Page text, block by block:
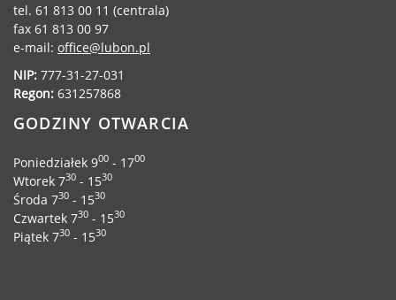
KONTAKT
Dane adresowe, wydziały i sprawy
tel. 61 813 00 11 (centrala)
fax 61 813 00 97
e-mail: office@lubon.pl
NIP: 777-31-27-031
Regon: 631257868
GODZINY OTWARCIA
Poniedziałek 900 - 1700
Wtorek 730 - 1530
Środa 730 - 1530
Czwartek 730 - 1530
Piątek 730 - 1530